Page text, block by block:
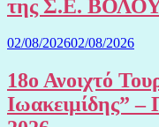
της Σ.Ε.
02/08/202602/08/2026
18ο Ανοιχτό
Ιωακειμίδης”